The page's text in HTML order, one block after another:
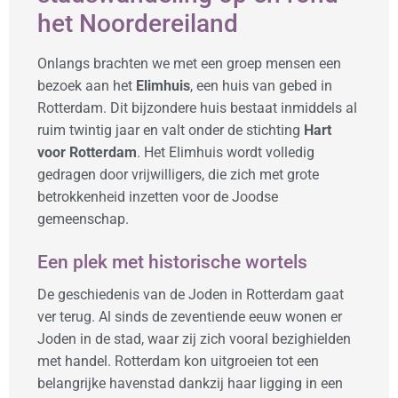
het Noordereiland
Onlangs brachten we met een groep mensen een
bezoek aan het Elimhuis, een huis van gebed in
Rotterdam. Dit bijzondere huis bestaat inmiddels al
ruim twintig jaar en valt onder de stichting Hart
voor Rotterdam. Het Elimhuis wordt volledig
gedragen door vrijwilligers, die zich met grote
betrokkenheid inzetten voor de Joodse
gemeenschap.
Een plek met historische wortels
De geschiedenis van de Joden in Rotterdam gaat
ver terug. Al sinds de zeventiende eeuw wonen er
Joden in de stad, waar zij zich vooral bezighielden
met handel. Rotterdam kon uitgroeien tot een
belangrijke havenstad dankzij haar ligging in een